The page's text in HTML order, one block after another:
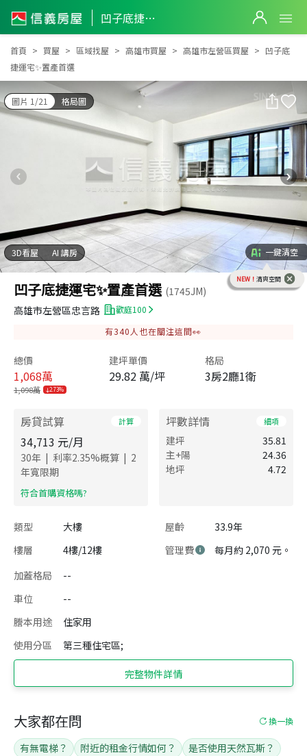
凹子底捷運宅✨置產首選
凹子底捷運宅✨置產首選
首頁 買屋 區域找屋 高雄市買屋 高雄市左營區買屋
凹子底
捷運宅✨置產首選
圖片 1/21 格局圖
3D看屋 AI 講房 一鍵清空
NEW！ 清爽空間
凹子底捷運宅✨置產首選 (1745JM)
高雄市左營區忠言路
歡庭100
有340 人也在關注這間👀
總價
1,068萬
1,098萬 2.73%
建坪單價
29.82 萬/坪
格局
3房2廳1衛
房貸試算 計算
34,713 元/月
30年 | 利率2.35%概算 | 2
年寬限期
​符合首購資格嗎?
坪數詳情 細項
建坪
35.81
主+陽
24.36
地坪
4.72
類型 大樓 屋齡
33.9年
樓層
4樓/12樓 管理費
每月約 2,070 元。
加蓋格局
--
車位
--
謄本用途
住家用
使用分區
第三種住宅區;
完整物件詳情
大家都在問 換一換
有無電梯？ 附近的租金行情如何？
是否使用天然瓦斯？